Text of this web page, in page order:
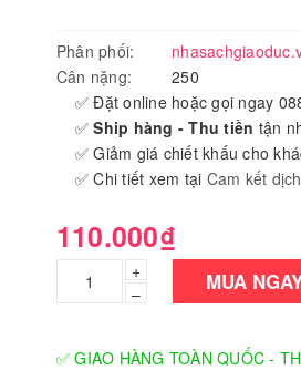
Phân phối:
Cân nặng:
250
✅ Đặt online hoặc gọi ngay
✅Ship hàng - Thu tiền tận
✅ Giảm giá chiết khấu cho
✅ Chi tiết xem tại Cam kết
110.000₫
+
–
MUA
✅ GIAO HÀNG TOÀN QUỐC -